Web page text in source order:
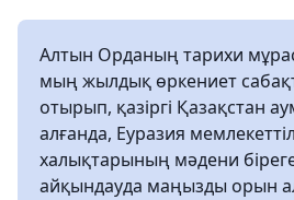
Алтын Орданың тарихи
мың жылдық өркениет
отырып, қазіргі Қазақстан
алғанда, Еуразия
халықтарының мәдени
айқындауда маңызды орын